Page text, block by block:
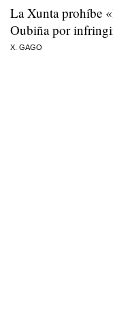
La Xunta prohíbe
Oubiña por
X. GAGO